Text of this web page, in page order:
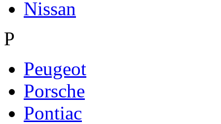
Nissan
P
Peugeot
Porsche
Pontiac